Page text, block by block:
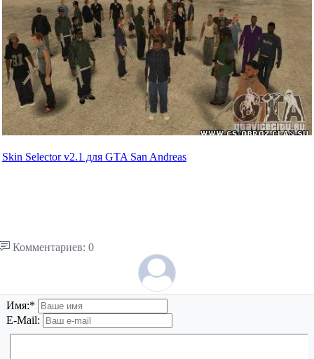
Skin Selector v2.1 для GTA San Andreas
Комментариев: 0
Имя:*
E-Mail: